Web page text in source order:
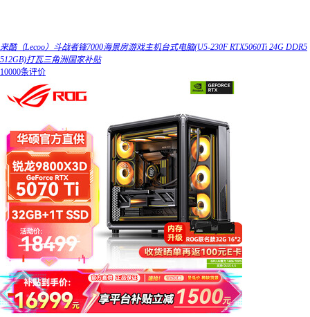
来酷（Lecoo）斗战者锋7000海景房游戏主机台式电脑(U5-230F RTX5060Ti 24G DDR5
512GB)打瓦三角洲国家补贴
10000条评价